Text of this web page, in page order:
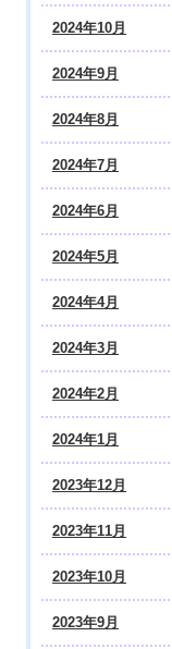
2024年10月
2024年9月
2024年8月
2024年7月
2024年6月
2024年5月
2024年4月
2024年3月
2024年2月
2024年1月
2023年12月
2023年11月
2023年10月
2023年9月